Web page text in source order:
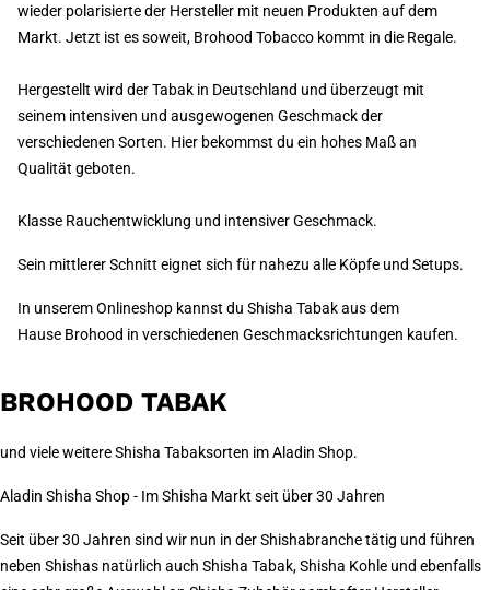
wieder polarisierte der Hersteller mit neuen Produkten auf dem
Markt. Jetzt ist es soweit, Brohood Tobacco kommt in die Regale.
Hergestellt wird der Tabak in Deutschland und überzeugt mit
seinem intensiven und ausgewogenen Geschmack der
verschiedenen Sorten. Hier bekommst du ein hohes Maß an
Qualität geboten.
Klasse Rauchentwicklung und intensiver Geschmack.
Sein mittlerer Schnitt eignet sich für nahezu alle Köpfe und Setups.
In unserem Onlineshop kannst du Shisha Tabak aus dem
Hause Brohood in verschiedenen Geschmacksrichtungen kaufen.
BROHOOD TABAK
und viele weitere Shisha Tabaksorten im Aladin Shop.
Aladin Shisha Shop - Im Shisha Markt seit über 30 Jahren
Seit über 30 Jahren sind wir nun in der Shishabranche tätig und führen
neben Shishas natürlich auch Shisha Tabak, Shisha Kohle und ebenfalls